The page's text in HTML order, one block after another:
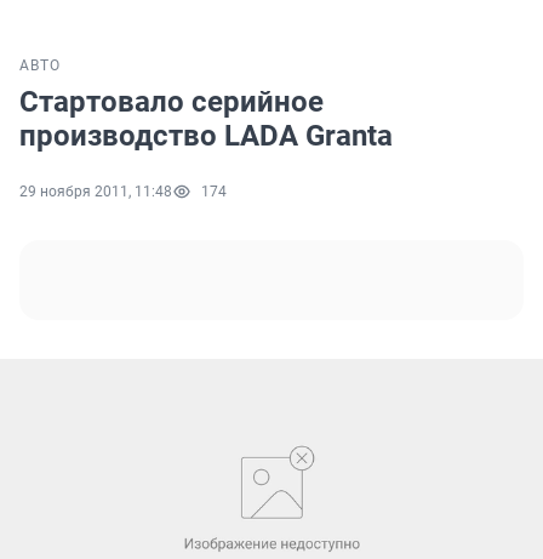
АВТО
Стартовало серийное
производство LADA Granta
29 ноября 2011, 11:48 174